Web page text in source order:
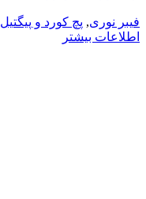
فیبر نوری, پچ کورد و پیگتیل
اطلاعات بیشتر